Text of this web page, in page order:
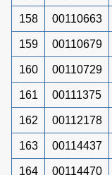
158 00110663
159 00110679
160 00110729
161 00111375
162 00112178
163 00114437
164 00114470